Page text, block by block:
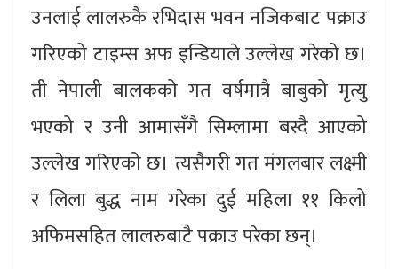
उनलाई लालरुकै रभिदास भवन नजिकबाट पक्राउ
गरिएको टाइम्स अफ इन्डियाले उल्लेख गरेको छ।
ती नेपाली बालकको गत वर्षमात्रै बाबुको मृत्यु
भएको र उनी आमासँगै सिम्लामा बस्दै आएको
उल्लेख गरिएको छ। त्यसैगरी गत मंगलबार लक्ष्मी
र लिला बुद्ध नाम गरेका दुई महिला ११ किलो
अफिमसहित लालरुबाटै पक्राउ परेका छन्।